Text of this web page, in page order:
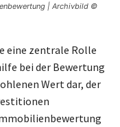
| Archivbild ©
eine zentrale Rolle
bei der Bewertung
Wert dar, der